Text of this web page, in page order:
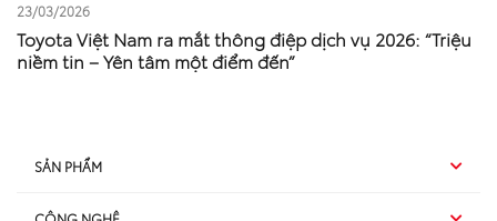
23/03/2026
Toyota Việt Nam ra mắt thông điệp dịch vụ 2026: “Triệu
niềm tin – Yên tâm một điểm đến”
SẢN PHẨM